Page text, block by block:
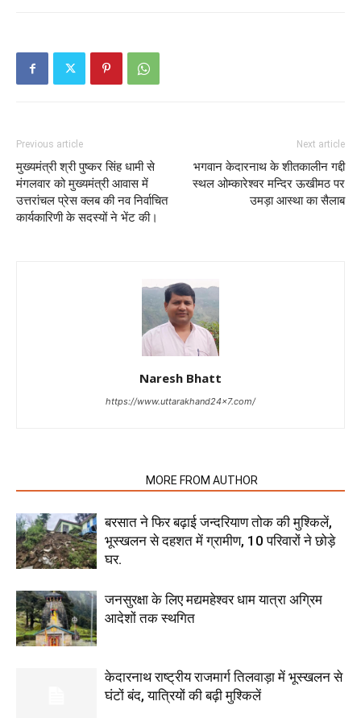
Previous article
मुख्यमंत्री श्री पुष्कर सिंह धामी से
मंगलवार को मुख्यमंत्री आवास में
उत्तरांचल प्रेस क्लब की नव निर्वाचित
कार्यकारिणी के सदस्यों ने भेंट की।
Next article
भगवान केदारनाथ के शीतकालीन गद्दी
स्थल ओम्कारेश्वर मन्दिर ऊखीमठ पर
उमड़ा आस्था का सैलाब
Naresh Bhatt
https://www.uttarakhand24x7.com/
MORE FROM AUTHOR
बरसात ने फिर बढ़ाई जन्दरियाण तोक की मुश्किलें,
भूस्खलन से दहशत में ग्रामीण, 10 परिवारों ने छोड़े
घर.
जनसुरक्षा के लिए मद्यमहेश्वर धाम यात्रा अग्रिम
आदेशों तक स्थगित
केदारनाथ राष्ट्रीय राजमार्ग तिलवाड़ा में भूस्खलन से
घंटों बंद, यात्रियों की बढ़ी मुश्किलें